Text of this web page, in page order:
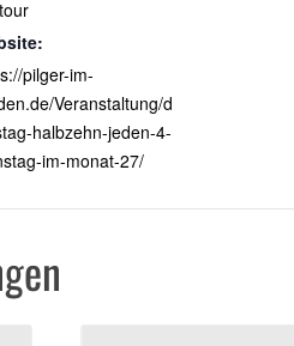
pilger-im-
Veranstaltung/d
halbzehn-jeden-4-
im-monat-27/